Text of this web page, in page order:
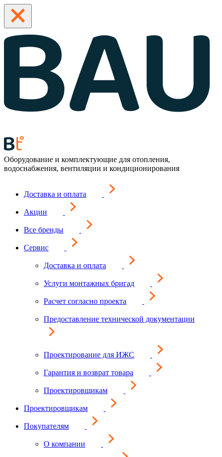
Оборудование и комплектующие для отопления,
водоснабжения, вентиляции и кондиционирования
Доставка и оплата
Акции
Все бренды
Сервис
Доставка и оплата
Услуги монтажных бригад
Расчет согласно проекта
Предоставление технической документации
Проектирование для ИЖС
Гарантия и возврат товара
Проектировщикам
Проектировщикам
Покупателям
О компании